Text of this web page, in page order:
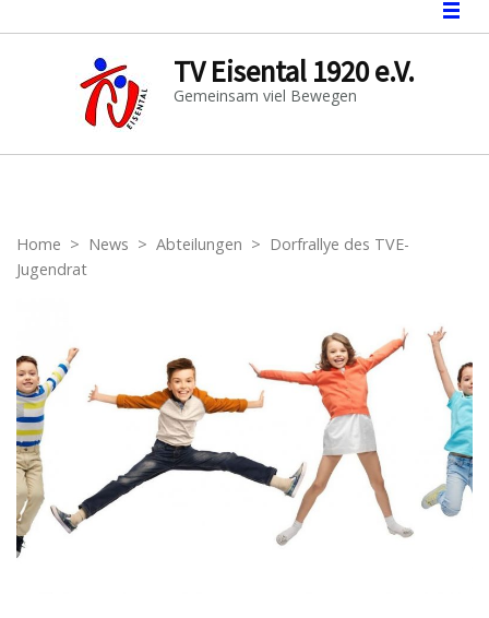
TV Eisental 1920 e.V.
Gemeinsam viel Bewegen
Home > News > Abteilungen > Dorfrallye des TVE-
Jugendrat